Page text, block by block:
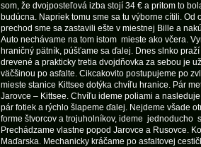
som, že dvojposteľová izba stojí 34 € a pritom to
budúcna. Napriek tomu sme sa tu výborne cítili.
prechod sme sa zastavili ešte v miestnej Bille a
Auto nechávame na tom istom mieste ako včera.
hraničný pätník, púšťame sa ďalej. Dnes slnko
drevené a prakticky tretia dvojdňovka za sebou je
väčšinou po asfalte. Cikcakovito postupujeme po
mieste stanice Kittsee dotýka chvíľu hranice. Pár
Jarovce – Kittsee. Chvíľu ideme poliami a
pár fotiek a rýchlo šlapeme ďalej. Nejdeme všade
forme štvorcov a trojuholníkov, ideme jednoducho
Prechádzame vlastne popod Jarovce a Rusovce.
Maďarska. Mechanicky kráčame po asfaltovej